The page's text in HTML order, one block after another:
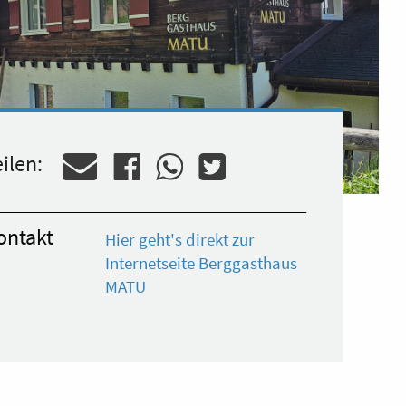
Hier geht's direkt zur
Internetseite Berggasthaus
MATU